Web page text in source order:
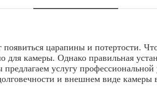
царапины и потертости.
для камеры. Однако правильная
предлагаем услугу
и внешнем виде